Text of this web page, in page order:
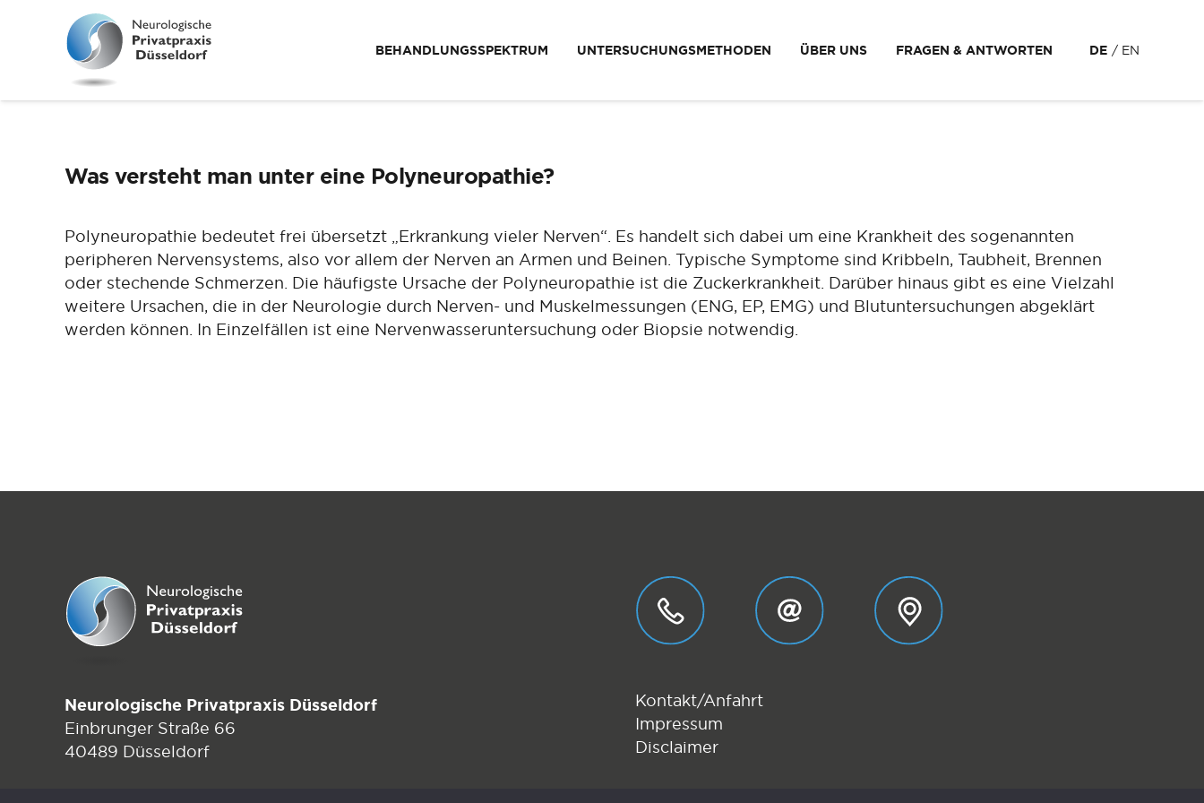
BEHANDLUNGSSPEKTRUM UNTERSUCHUNGSMETHODEN ÜBER UNS FRAGEN & ANTWORTEN DE EN
Was versteht man unter eine Polyneuropathie?
Polyneuropathie bedeutet frei übersetzt „Erkrankung vieler Nerven“. Es handelt sich dabei um eine Krankheit des sogenannten
peripheren Nervensystems, also vor allem der Nerven an Armen und Beinen. Typische Symptome sind Kribbeln, Taubheit, Brennen
oder stechende Schmerzen. Die häufigste Ursache der Polyneuropathie ist die Zuckerkrankheit. Darüber hinaus gibt es eine Vielzahl
weitere Ursachen, die in der Neurologie durch Nerven- und Muskelmessungen (ENG, EP, EMG) und Blutuntersuchungen abgeklärt
werden können. In Einzelfällen ist eine Nervenwasseruntersuchung oder Biopsie notwendig.
Neurologische Privatpraxis Düsseldorf
Einbrunger Straße 66
40489 Düsseldorf
Kontakt/Anfahrt
Impressum
Disclaimer